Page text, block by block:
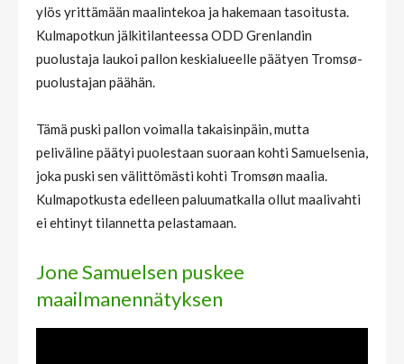
ylös yrittämään maalintekoa ja hakemaan tasoitusta.
Kulmapotkun jälkitilanteessa ODD Grenlandin
puolustaja laukoi pallon keskialueelle päätyen Tromsø-
puolustajan päähän.
Tämä puski pallon voimalla takaisinpäin, mutta
peliväline päätyi puolestaan suoraan kohti Samuelsenia,
joka puski sen välittömästi kohti Tromsøn maalia.
Kulmapotkusta edelleen paluumatkalla ollut maalivahti
ei ehtinyt tilannetta pelastamaan.
Jone Samuelsen puskee
maailmanennätyksen